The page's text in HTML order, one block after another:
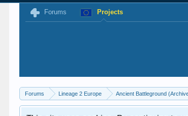
Forums Projects
Forums Lineage 2 Europe Ancient Battleground